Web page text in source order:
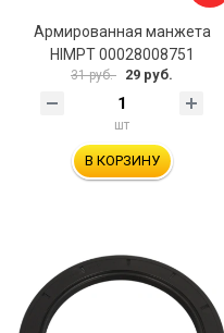
Армированная манжета
HIMPT 00028008751
31 руб. 29 руб.
шт
В КОРЗИНУ